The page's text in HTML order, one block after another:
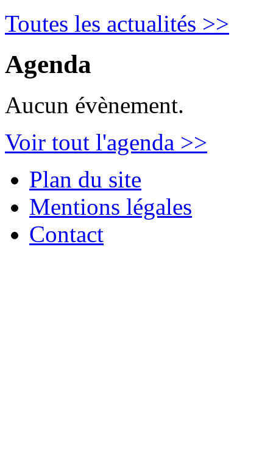
Toutes les actualités >>
Agenda
Aucun évènement.
Voir tout l'agenda >>
Plan du site
Mentions légales
Contact